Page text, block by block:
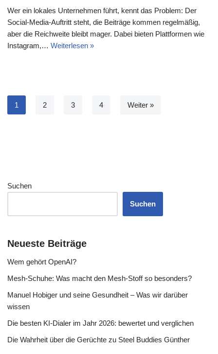
Wer ein lokales Unternehmen führt, kennt das Problem: Der
Social-Media-Auftritt steht, die Beiträge kommen regelmäßig,
aber die Reichweite bleibt mager. Dabei bieten Plattformen wie
Instagram,… Weiterlesen »
1 2 3 4 Weiter »
Suchen
Suchen
Neueste Beiträge
Wem gehört OpenAI?
Mesh-Schuhe: Was macht den Mesh-Stoff so besonders?
Manuel Hobiger und seine Gesundheit – Was wir darüber
wissen
Die besten KI-Dialer im Jahr 2026: bewertet und verglichen
Die Wahrheit über die Gerüchte zu Steel Buddies Günther